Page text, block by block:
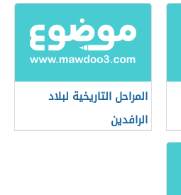
المراحل التاريخية لبلاد
الرافدين